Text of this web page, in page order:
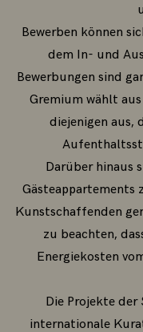
Bewerben können
dem In- und
Bewerbungen sind
Gremium wählt
diejenigen aus,
Darüber hinaus
Gästeappartements
Kunstschaffenden
zu beachten,
Energiekosten
Die Projekte
internationale